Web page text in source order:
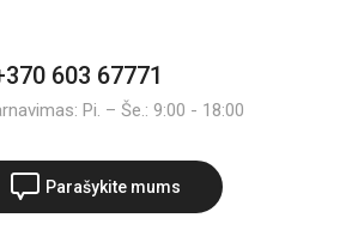
603 67771
Pi. – Še.: 9:00 - 18:00
Parašykite mums